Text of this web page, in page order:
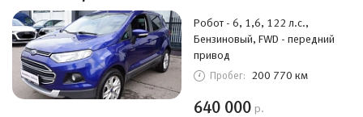
Робот - 6, 1,6, 122 л.с.,
Бензиновый, FWD - передний
привод
Пробег: 200 770 км
640 000 р.